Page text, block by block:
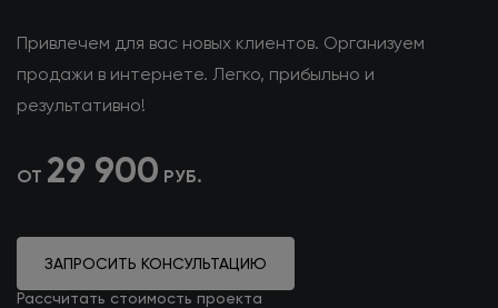
Привлечем для вас новых клиентов. Организуем
продажи в интернете. Легко, прибыльно и
результативно!
ОТ 29 900 РУБ.
ЗАПРОСИТЬ КОНСУЛЬТАЦИЮ
Рассчитать стоимость проекта